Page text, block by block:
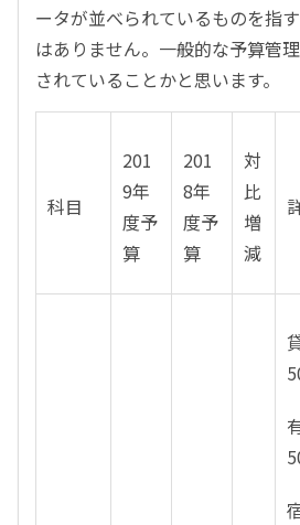
ータが並べられているものを指
はありません。一般的な予算管
されていることかと思います。
科目
201
9年
度予
算
201
8年
度予
算
対
比
増
減